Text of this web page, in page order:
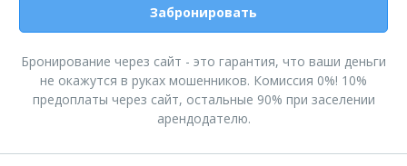
Забронировать
Бронирование через сайт - это гарантия, что ваши деньги
не окажутся в руках мошенников. Комиссия 0%! 10%
предоплаты через сайт, остальные 90% при заселении
арендодателю.